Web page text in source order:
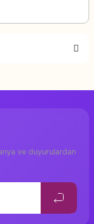
ve duyurulardan